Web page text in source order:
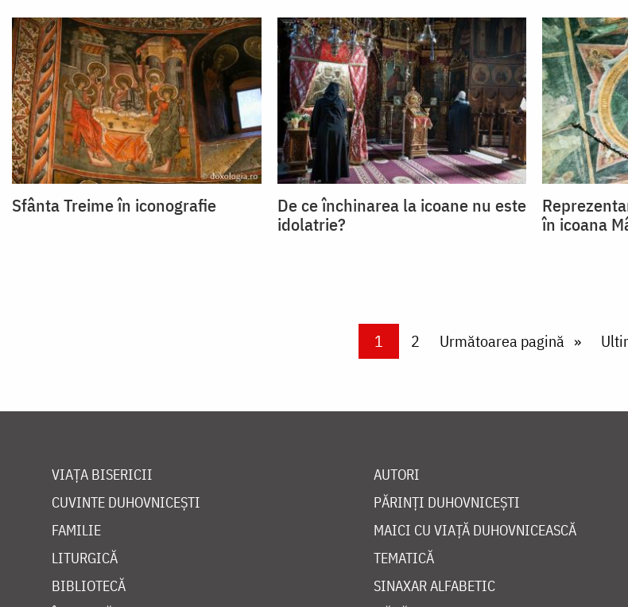
Sfânta Treime în iconografie
De ce închinarea la icoane nu este
idolatrie?
în icoana
Current page
1 Page
2 Next page
Următoarea pagină
VIAȚA BISERICII
CUVINTE DUHOVNICEȘTI
FAMILIE
LITURGICĂ
BIBLIOTECĂ
AUTORI
PĂRINȚI DUHOVNICEȘTI
MAICI CU VIAȚĂ DUHOVNICEASCĂ
TEMATICĂ
SINAXAR ALFABETIC